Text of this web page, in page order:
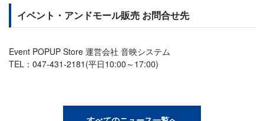
イベント・アンドモール販売 お問合せ先
Event POPUP Store 運営会社 音映システム
TEL：047‐431‐2181(平日10:00～17:00)